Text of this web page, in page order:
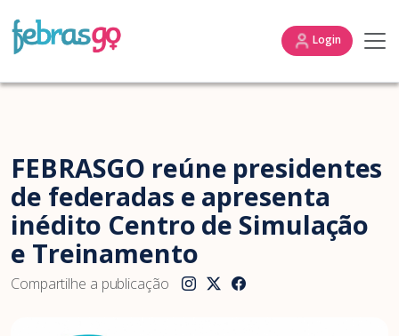
Login
FEBRASGO reúne presidentes
de federadas e apresenta
inédito Centro de Simulação
e Treinamento
Compartilhe a publicação